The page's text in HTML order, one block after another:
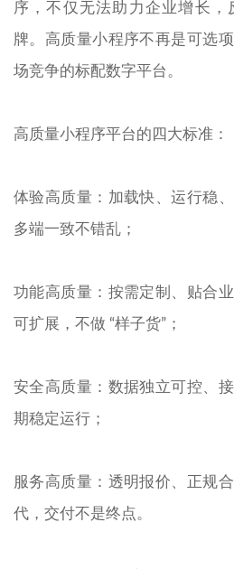
序，不仅无法助力企业增长，
牌。高质量小程序不再是可选
场竞争的标配数字平台。
高质量小程序平台的四大标准：
体验高质量：加载快、运行稳
多端一致不错乱；
功能高质量：按需定制、贴合
可扩展，不做 “样子货”；
安全高质量：数据独立可控、
期稳定运行；
服务高质量：透明报价、正规
代，交付不是终点。